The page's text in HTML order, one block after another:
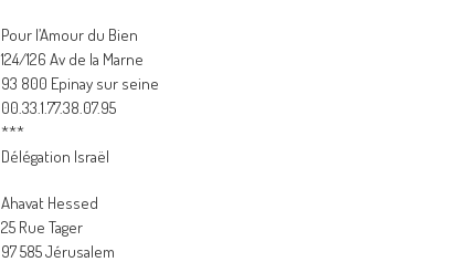
Pour l’Amour du Bien
124/126 Av de la Marne
93 800 Epinay sur seine
00.33.1.77.38.07.95
***
Délégation Israël
Ahavat Hessed
25 Rue Tager
97 585 Jérusalem